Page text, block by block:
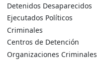
Detenidos Desaparecidos
Ejecutados Políticos
Criminales
Centros de Detención
Organizaciones Criminales